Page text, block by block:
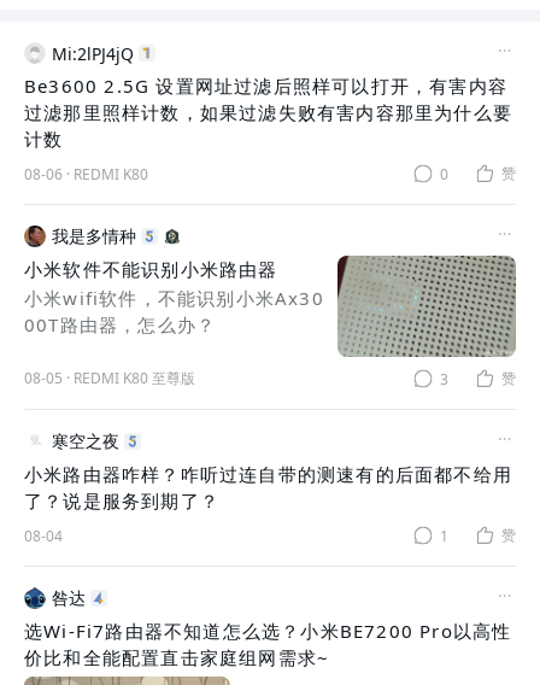
Mi:2lPJ4jQ
Be3600 2.5G 设置网址过滤后照样可以打开，有害内容
过滤那里照样计数，如果过滤失败有害内容那里为什么要
计数
08-06 · REDMI K80 0 赞
我是多情种
小米软件不能识别小米路由器
小米wifi软件，不能识别小米Ax30
00T路由器，怎么办？
08-05 · REDMI K80 至尊版 3 赞
寒空之夜
小米路由器咋样？咋听过连自带的测速有的后面都不给用
了？说是服务到期了？
08-04 1 赞
咎达
选Wi-Fi7路由器不知道怎么选？小米BE7200 Pro以高性
价比和全能配置直击家庭组网需求~